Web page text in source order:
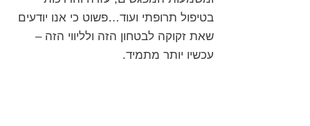
בטיפול תרופתי ועוד…פשוט כי אנו יודעים
שאת זקוקה לבטחון הזה ולליווי הזה –
עכשיו יותר מתמיד.